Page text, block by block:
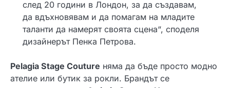
след 20 години в Лондон, за да създавам,
да вдъхновявам и да помагам на младите
таланти да намерят своята сцена“, споделя
дизайнерът Пенка Петрова.
Pelagia Stage Couture няма да бъде просто модно
ателие или бутик за рокли. Брандът се